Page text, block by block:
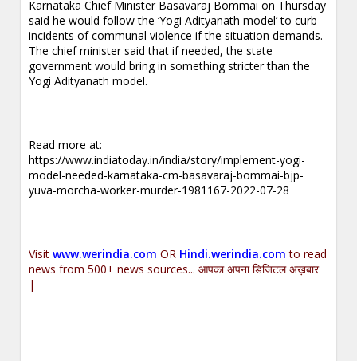
Karnataka Chief Minister Basavaraj Bommai on Thursday
said he would follow the ‘Yogi Adityanath model’ to curb
incidents of communal violence if the situation demands.
The chief minister said that if needed, the state
government would bring in something stricter than the
Yogi Adityanath model.
Read more at:
https://www.indiatoday.in/india/story/implement-yogi-
model-needed-karnataka-cm-basavaraj-bommai-bjp-
yuva-morcha-worker-murder-1981167-2022-07-28
Visitwww.werindia.com OR Hindi.werindia.com to read
news from 500+ news sources... आपका अपना डिजिटल अख़बार
|